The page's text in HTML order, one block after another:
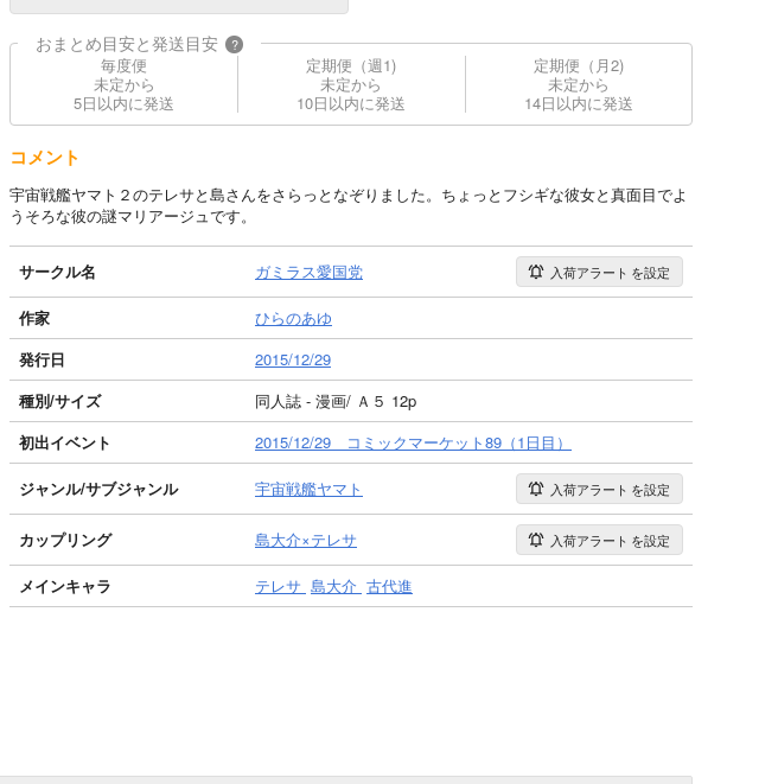
おまとめ目安と発送目安 ?
毎度便
未定から
5日以内に発送
定期便（週1)
未定から
10日以内に発送
定期便（月2)
未定から
14日以内に発送
コメント
宇宙戦艦ヤマト２のテレサと島さんをさらっとなぞりました。ちょっとフシギな彼女と真面目でよ
うそろな彼の謎マリアージュです。
サークル名 ガミラス愛国党 入荷アラート を設定
作家
ひらのあゆ
発行日
2015/12/29
種別/サイズ
同人誌 - 漫画/ Ａ５ 12p
初出イベント
2015/12/29 コミックマーケット89（1日目）
ジャンル/サブジャンル 宇宙戦艦ヤマト 入荷アラート を設定
カップリング 島大介×テレサ 入荷アラート を設定
メインキャラ テレサ 島大介 古代進